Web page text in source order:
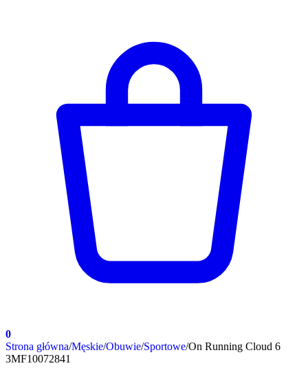
0
Strona główna/Męskie/Obuwie/Sportowe/On Running Cloud 6
3MF10072841